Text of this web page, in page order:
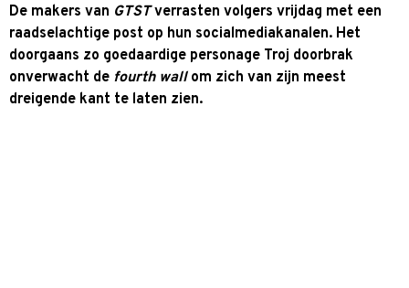
De makers van GTSTverrasten volgers vrijdag met een
raadselachtige post op hun socialmediakanalen. Het
doorgaans zo goedaardige personage Troj doorbrak
onverwacht de fourth wall om zich van zijn meest
dreigende kant te laten zien.